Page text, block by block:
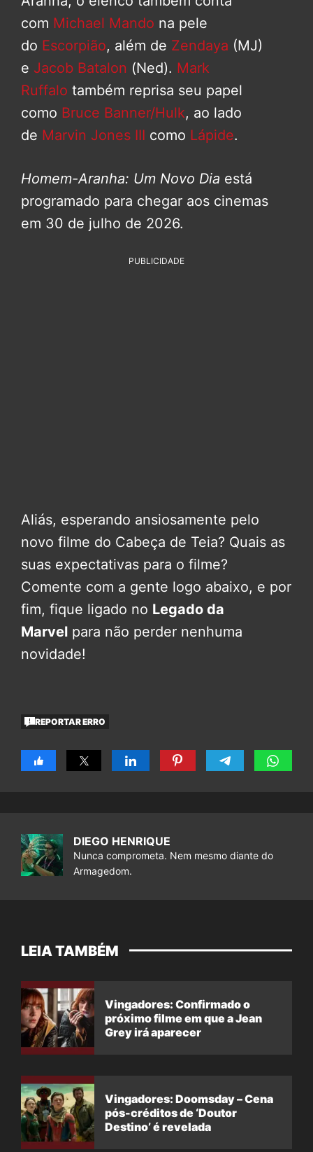
com Michael Mando na pele
do Escorpião, além de Zendaya (MJ)
e Jacob Batalon (Ned). Mark
Ruffalo também reprisa seu papel
como Bruce Banner/Hulk, ao lado
de Marvin Jones III como Lápide.
Homem-Aranha: Um Novo Dia está
programado para chegar aos cinemas
em 30 de julho de 2026.
PUBLICIDADE
Aliás, esperando ansiosamente pelo
novo filme do Cabeça de Teia? Quais as
suas expectativas para o filme?
Comente com a gente logo abaixo, e por
fim, fique ligado no Legado da
Marvel para não perder nenhuma
novidade!
REPORTAR ERRO
DIEGO HENRIQUE
Nunca comprometa. Nem mesmo diante do
Armagedom.
LEIA TAMBÉM
Vingadores: Confirmado o
próximo filme em que a Jean
Grey irá aparecer
Vingadores: Doomsday – Cena
pós-créditos de ‘Doutor
Destino’ é revelada